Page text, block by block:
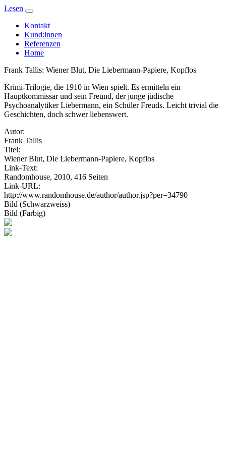
Lesen
Kontakt
Kund:innen
Referenzen
Home
Frank Tallis: Wiener Blut, Die Liebermann-Papiere, Kopflos
Krimi-Trilogie, die 1910 in Wien spielt. Es ermitteln ein
Hauptkommissar und sein Freund, der junge jüdische
Psychoanalytiker Liebermann, ein Schüler Freuds. Leicht trivial die
Geschichten, doch schwer liebenswert.
Autor:
Frank Tallis
Titel:
Wiener Blut, Die Liebermann-Papiere, Kopflos
Link-Text:
Randomhouse, 2010, 416 Seiten
Link-URL:
http://www.randomhouse.de/author/author.jsp?per=34790
Bild (Schwarzweiss)
Bild (Farbig)